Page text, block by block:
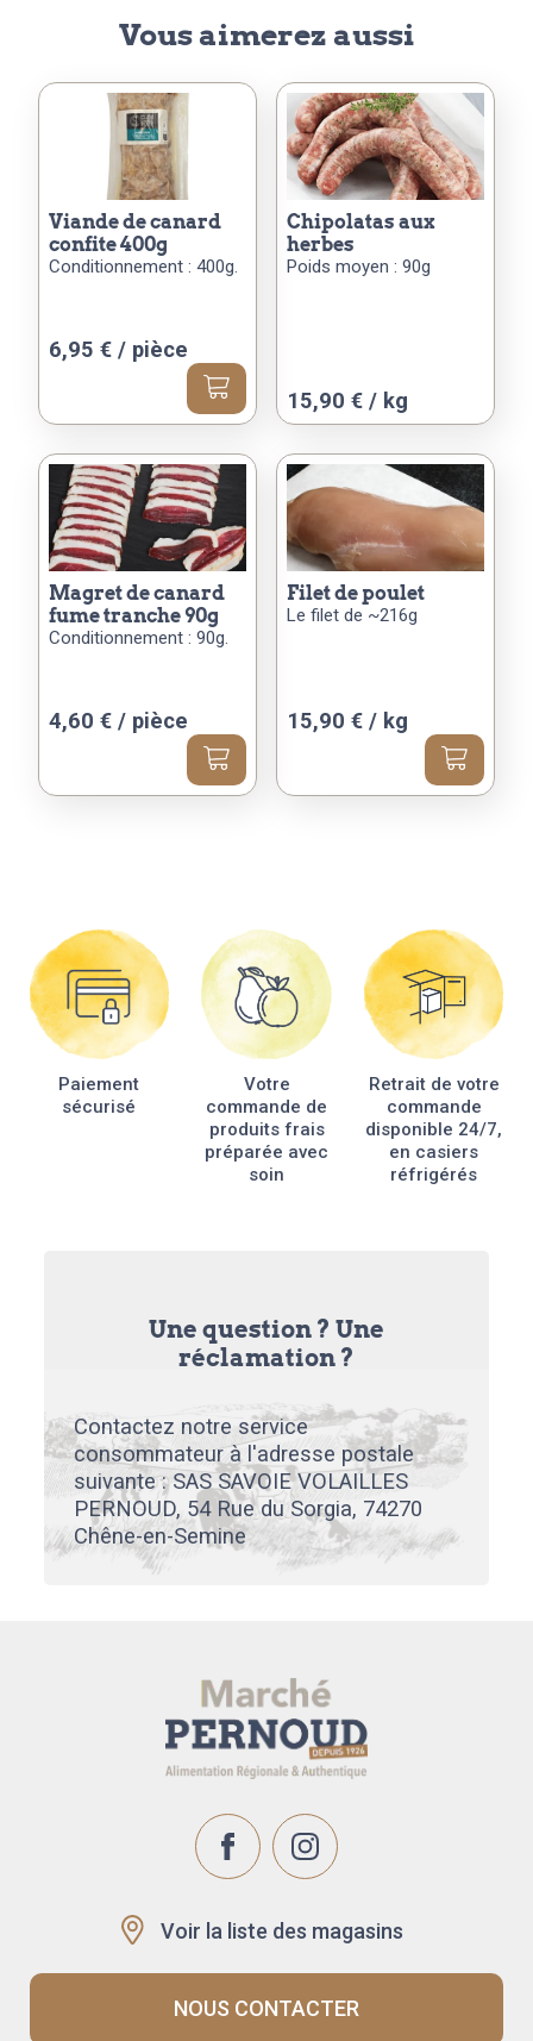
Vous aimerez aussi
viande de canard
confite 400g
Conditionnement : 400g.
6,95 € / pièce
chipolatas aux
herbes
Poids moyen : 90g
15,90 € / kg
Ce
produit
a
plusieurs
variations.
Les
options
peuvent
être
page
magret de canard
fume tranche 90g
Conditionnement : 90g.
4,60 € / pièce
filet de poulet
Le filet de ~216g
15,90 € / kg
Paiement
sécurisé
Votre
commande de
produits frais
préparée avec
soin
Retrait de votre
commande
disponible 24/7,
en casiers
réfrigérés
Une question ? Une
réclamation ?
Contactez notre service
consommateur à l'adresse postale
suivante : SAS SAVOIE VOLAILLES
PERNOUD, 54 Rue du Sorgia, 74270
Chêne-en-Semine
Voir la liste des magasins
NOUS CONTACTER